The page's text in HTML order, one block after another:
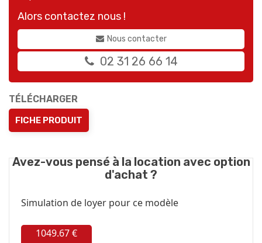
Alors contactez nous !
Nous contacter
02 31 26 66 14
TÉLÉCHARGER
FICHE PRODUIT
Avez-vous pensé à la location avec option
d'achat ?